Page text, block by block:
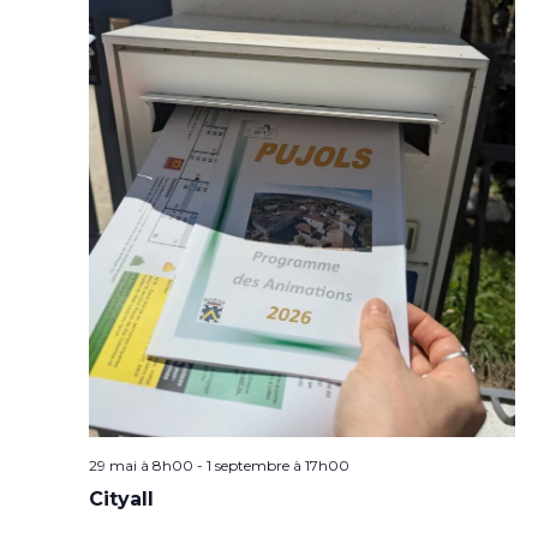
29 mai à 8h00 - 1 septembre à 17h00
Cityall